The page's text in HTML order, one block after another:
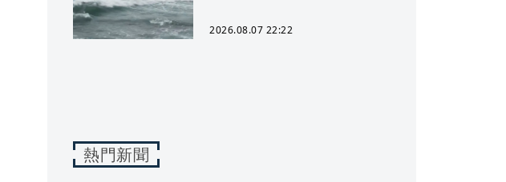
2026.08.07 22:22
熱門新聞